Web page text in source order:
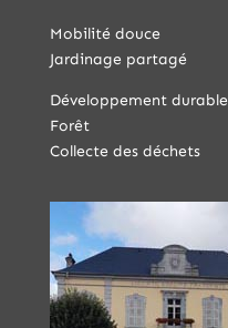
Mobilité douce
Jardinage partagé
Développement durable
Forêt
Collecte des déchets